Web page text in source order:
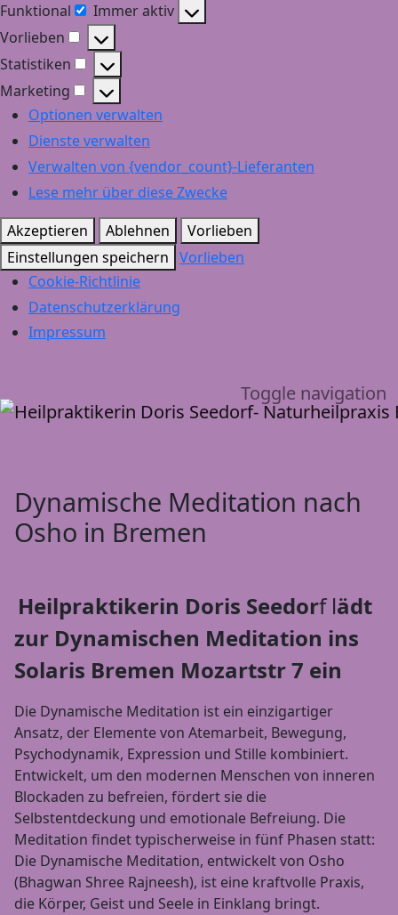
Funktional
Funktional
Immer aktiv
Vorlieben
Vorlieben
Statistiken
Statistiken
Marketing
Marketing
Optionen verwalten
Dienste verwalten
Verwalten von {vendor_count}-Lieferanten
Lese mehr über diese Zwecke
Akzeptieren
Ablehnen
Vorlieben
Einstellungen speichern Vorlieben
Cookie-Richtlinie
Datenschutzerklärung
Impressum
Toggle navigation
Dynamische Meditation nach
Osho in Bremen
Heilpraktikerin Doris Seedorf lädt
zur Dynamischen Meditation ins
Solaris Bremen Mozartstr 7 ein
Die Dynamische Meditation ist ein einzigartiger
Ansatz, der Elemente von Atemarbeit, Bewegung,
Psychodynamik, Expression und Stille kombiniert.
Entwickelt, um den modernen Menschen von inneren
Blockaden zu befreien, fördert sie die
Selbstentdeckung und emotionale Befreiung. Die
Meditation findet typischerweise in fünf Phasen statt:
Die Dynamische Meditation, entwickelt von Osho
(Bhagwan Shree Rajneesh), ist eine kraftvolle Praxis,
die Körper, Geist und Seele in Einklang bringt.